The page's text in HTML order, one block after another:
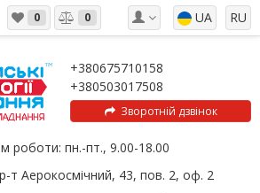
RU
UA
0 0
+380675710158
+380503017508
Зворотній дзвінок
роботи: пн.-пт., 9.00-18.00
т Аерокосмічний, 43, пов. 2, оф. 2